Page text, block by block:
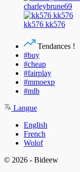
charleybrune69
kk576 kk576
Tendances !
#buy
#cheap
#fairplay
#mmoexp
#mlb
Langue
English
French
Wolof
© 2026 - Bideew